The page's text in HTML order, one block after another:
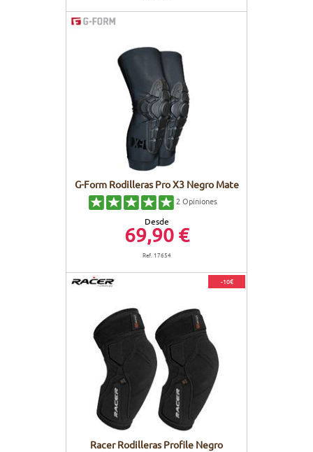
G-Form Rodilleras Pro X3 Negro Mate
2 Opiniones
Desde
69,90 €
Ref. 17654
-10€
Racer Rodilleras Profile Negro